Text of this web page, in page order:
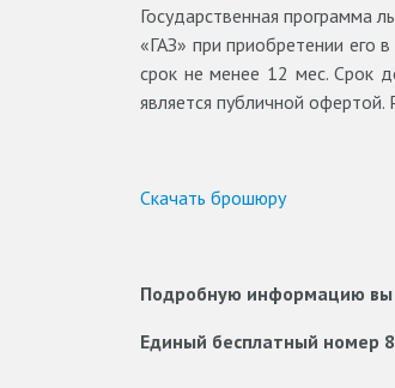
Государственная программа
«ГАЗ» при приобретении его
срок не менее 12 мес. Срок
является публичной офертой.
Скачать брошюру
Подробную информацию вы
Единый бесплатный номер